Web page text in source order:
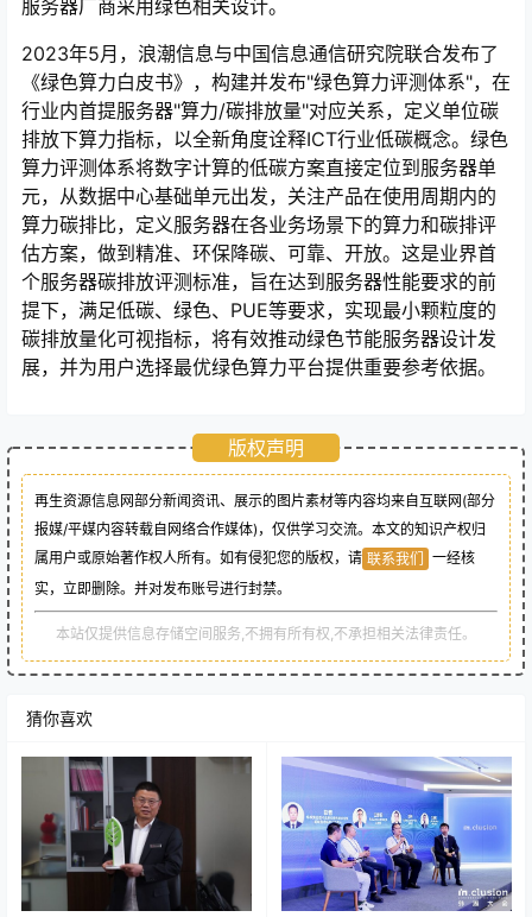
服务器厂商采用绿色相关设计。
2023年5月，浪潮信息与中国信息通信研究院联合发布了
《绿色算力白皮书》，构建并发布"绿色算力评测体系"，在
行业内首提服务器"算力/碳排放量"对应关系，定义单位碳
排放下算力指标，以全新角度诠释ICT行业低碳概念。绿色
算力评测体系将数字计算的低碳方案直接定位到服务器单
元，从数据中心基础单元出发，关注产品在使用周期内的
算力碳排比，定义服务器在各业务场景下的算力和碳排评
估方案，做到精准、环保降碳、可靠、开放。这是业界首
个服务器碳排放评测标准，旨在达到服务器性能要求的前
提下，满足低碳、绿色、PUE等要求，实现最小颗粒度的
碳排放量化可视指标，将有效推动绿色节能服务器设计发
展，并为用户选择最优绿色算力平台提供重要参考依据。
版权声明
再生资源信息网部分新闻资讯、展示的图片素材等内容均来自互联网(部分
报媒/平媒内容转载自网络合作媒体)，仅供学习交流。本文的知识产权归
属用户或原始著作权人所有。如有侵犯您的版权，请 联系我们
一经核
实，立即删除。并对发布账号进行封禁。
本站仅提供信息存储空间服务,不拥有所有权,不承担相关法律责任。
猜你喜欢